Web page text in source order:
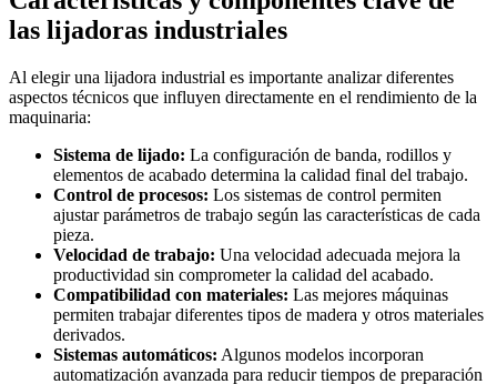
las lijadoras industriales
Al elegir una lijadora industrial es importante analizar diferentes
aspectos técnicos que influyen directamente en el rendimiento de la
maquinaria:
Sistema de lijado: La configuración de banda, rodillos y
elementos de acabado determina la calidad final del trabajo.
Control de procesos: Los sistemas de control permiten
ajustar parámetros de trabajo según las características de cada
pieza.
Velocidad de trabajo: Una velocidad adecuada mejora la
productividad sin comprometer la calidad del acabado.
Compatibilidad con materiales: Las mejores máquinas
permiten trabajar diferentes tipos de madera y otros materiales
derivados.
Sistemas automáticos: Algunos modelos incorporan
automatización avanzada para reducir tiempos de preparación